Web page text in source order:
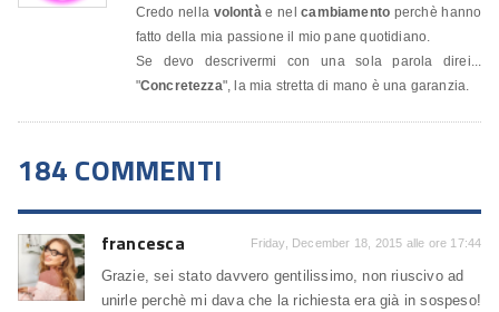
Credo nella volontàe nelcambiamento perchè hanno
fatto della mia passione il mio pane quotidiano.
Se devo descrivermi con una sola parola direi...
"Concretezza", la mia stretta di mano è una garanzia.
184 COMMENTI
francesca Friday, December 18, 2015 alle ore 17:44
Grazie, sei stato davvero gentilissimo, non riuscivo ad
unirle perchè mi dava che la richiesta era già in sospeso!